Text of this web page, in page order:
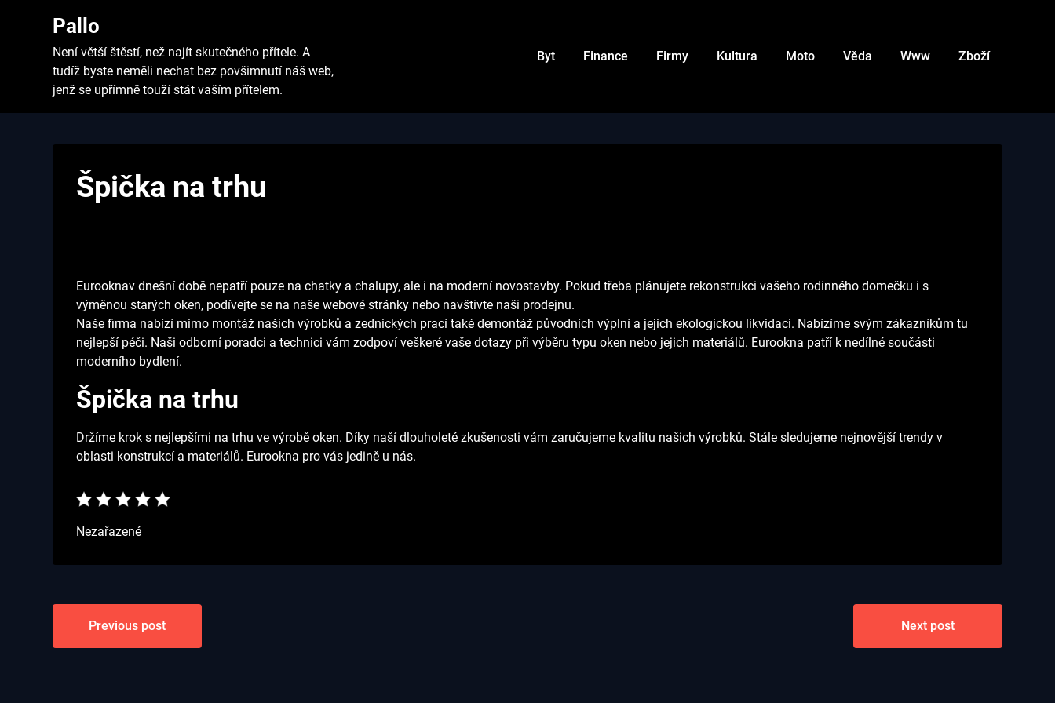
Pallo
Není větší štěstí, než najít skutečného přítele. A
tudíž byste neměli nechat bez povšimnutí náš web,
jenž se upřímně touží stát vaším přítelem.
Byt Finance Firmy Kultura Moto Věda Www Zboží
Špička na trhu
Eurooknav dnešní době nepatří pouze na chatky a chalupy, ale i na moderní novostavby. Pokud třeba plánujete rekonstrukci vašeho rodinného domečku i s
výměnou starých oken, podívejte se na naše webové stránky nebo navštivte naši prodejnu.
Naše firma nabízí mimo montáž našich výrobků a zednických prací také demontáž původních výplní a jejich ekologickou likvidaci. Nabízíme svým zákazníkům tu
nejlepší péči. Naši odborní poradci a technici vám zodpoví veškeré vaše dotazy při výběru typu oken nebo jejich materiálů. Eurookna patří k nedílné součásti
moderního bydlení.
Špička na trhu
Držíme krok s nejlepšími na trhu ve výrobě oken. Díky naší dlouholeté zkušenosti vám zaručujeme kvalitu našich výrobků. Stále sledujeme nejnovější trendy v
oblasti konstrukcí a materiálů. Eurookna pro vás jedině u nás.
Nezařazené
Navigace
pro
Previous post Next post